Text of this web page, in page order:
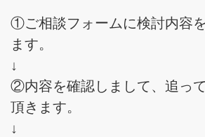
①ご相談フォームに検討内容
ます。
↓
②内容を確認しまして、追っ
頂きます。
↓